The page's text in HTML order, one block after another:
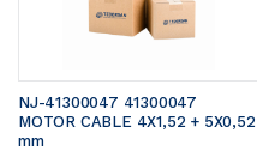
NJ-41300047 41300047
MOTOR CABLE 4X1,52 + 5X0,52
mm